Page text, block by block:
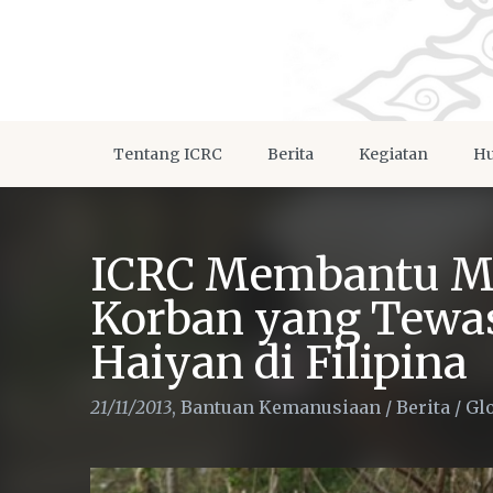
Tentang ICRC Berita Kegiatan
ICRC Membantu
Korban yang
Haiyan di Filipina
21/11/2013, Bantuan Kemanusiaan / Berita /